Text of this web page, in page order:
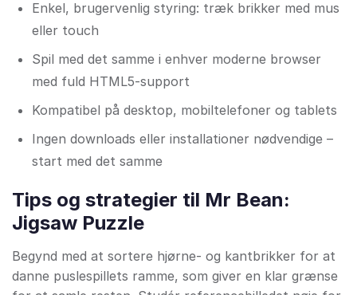
Enkel, brugervenlig styring: træk brikker med mus
eller touch
Spil med det samme i enhver moderne browser
med fuld HTML5-support
Kompatibel på desktop, mobiltelefoner og tablets
Ingen downloads eller installationer nødvendige –
start med det samme
Tips og strategier til Mr Bean:
Jigsaw Puzzle
Begynd med at sortere hjørne- og kantbrikker for at
danne puslespillets ramme, som giver en klar grænse